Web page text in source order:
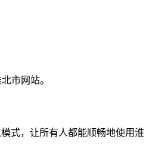
市网站。
式，让所有人都能顺畅地使用淮